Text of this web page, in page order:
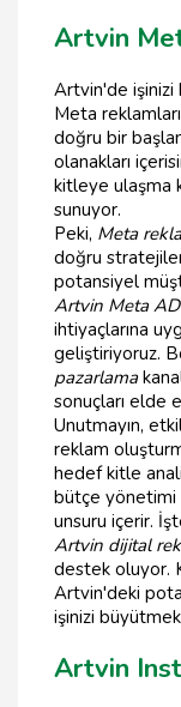
Artvin
Artvin'de işinizi
Meta
doğru bir
olanakları
kitleye ulaşma
sunuyor.
Peki, Meta
doğru
potansiyel
Artvin Meta
ihtiyaçlarına
geliştiriyoruz.
pazarlama
sonuçları elde
Unutmayın,
reklam
hedef kitle
bütçe yönetimi
unsuru içerir.
Artvin dijital
destek oluyor.
Artvin'deki
işinizi
Artvin